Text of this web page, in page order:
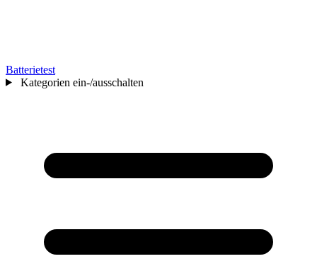
Batterietest
Kategorien ein-/ausschalten